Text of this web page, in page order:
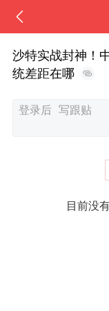
沙特实战封神！
统差距在哪
目前没